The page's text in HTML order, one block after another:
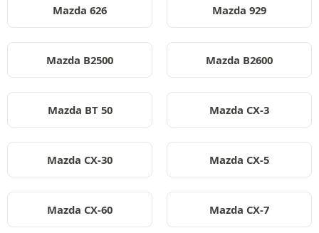
Mazda 626 Mazda 929
Mazda B2500 Mazda B2600
Mazda BT 50 Mazda CX-3
Mazda CX-30 Mazda CX-5
Mazda CX-60 Mazda CX-7